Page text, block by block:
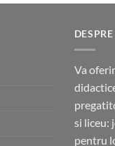
Va
si liceu:
pentru